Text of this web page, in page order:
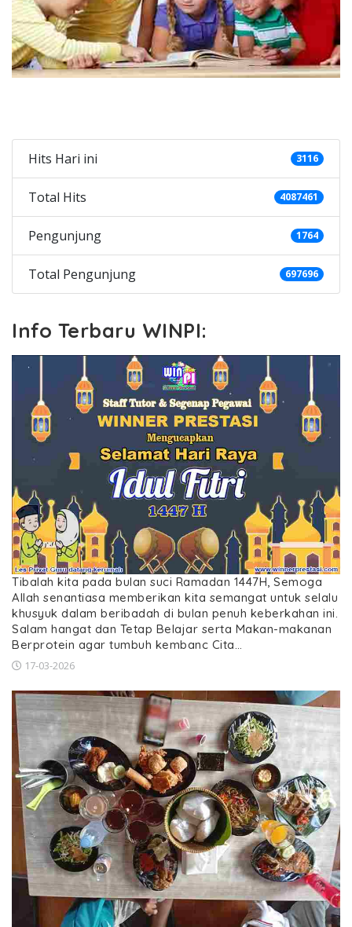
Hits Hari ini 3116
Total Hits 4087461
Pengunjung 1764
Total Pengunjung 697696
Info Terbaru WINPI:
Tibalah kita pada bulan suci Ramadan 1447H, Semoga
Allah senantiasa memberikan kita semangat untuk selalu
khusyuk dalam beribadah di bulan penuh keberkahan ini.
Salam hangat dan Tetap Belajar serta Makan-makanan
Berprotein agar tumbuh kembanc Cita…
17-03-2026